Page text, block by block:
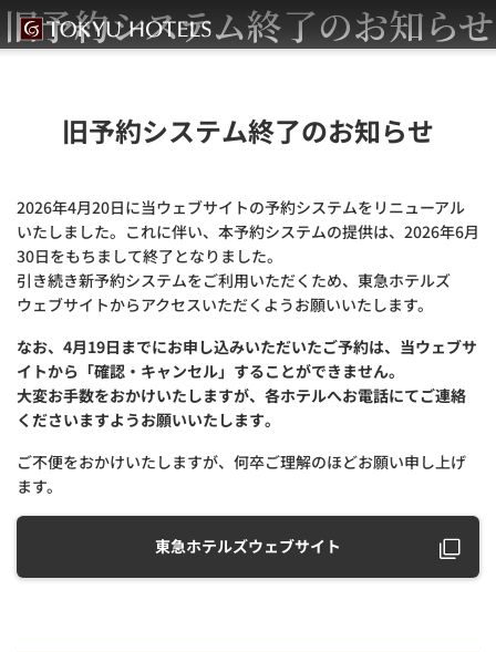
旧予約システム終了のお知らせ
旧予約システム終了のお知らせ
2026年4月20日に当ウェブサイトの予約システムをリニューアル
いたしました。これに伴い、本予約システムの提供は、2026年6月
30日をもちまして終了となりました。
引き続き新予約システムをご利用いただくため、東急ホテルズ
ウェブサイトからアクセスいただくようお願いいたします。
なお、4月19日までにお申し込みいただいたご予約は、当ウェブサ
イトから「確認・キャンセル」することができません。
大変お手数をおかけいたしますが、各ホテルへお電話にてご連絡
くださいますようお願いいたします。
ご不便をおかけいたしますが、何卒ご理解のほどお願い申し上げ
ます。
東急ホテルズウェブサイト